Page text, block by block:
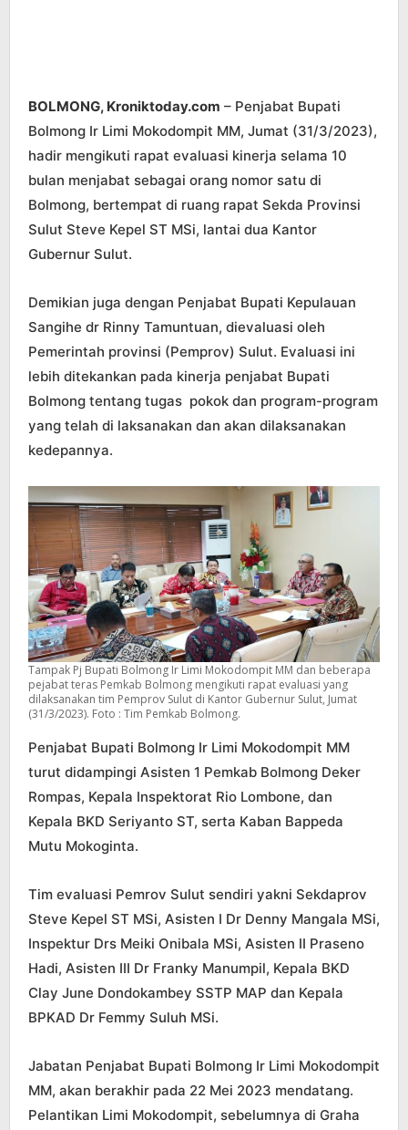
BOLMONG, Kroniktoday.com – Penjabat Bupati
Bolmong Ir Limi Mokodompit MM, Jumat (31/3/2023),
hadir mengikuti rapat evaluasi kinerja selama 10
bulan menjabat sebagai orang nomor satu di
Bolmong, bertempat di ruang rapat Sekda Provinsi
Sulut Steve Kepel ST MSi, lantai dua Kantor
Gubernur Sulut.
Demikian juga dengan Penjabat Bupati Kepulauan
Sangihe dr Rinny Tamuntuan, dievaluasi oleh
Pemerintah provinsi (Pemprov) Sulut. Evaluasi ini
lebih ditekankan pada kinerja penjabat Bupati
Bolmong tentang tugas pokok dan program-program
yang telah di laksanakan dan akan dilaksanakan
kedepannya.
Tampak Pj Bupati Bolmong Ir Limi Mokodompit MM dan beberapa
pejabat teras Pemkab Bolmong mengikuti rapat evaluasi yang
dilaksanakan tim Pemprov Sulut di Kantor Gubernur Sulut, Jumat
(31/3/2023). Foto : Tim Pemkab Bolmong.
Penjabat Bupati Bolmong Ir Limi Mokodompit MM
turut didampingi Asisten 1 Pemkab Bolmong Deker
Rompas, Kepala Inspektorat Rio Lombone, dan
Kepala BKD Seriyanto ST, serta Kaban Bappeda
Mutu Mokoginta.
Tim evaluasi Pemrov Sulut sendiri yakni Sekdaprov
Steve Kepel ST MSi, Asisten I Dr Denny Mangala MSi,
Inspektur Drs Meiki Onibala MSi, Asisten II Praseno
Hadi, Asisten III Dr Franky Manumpil, Kepala BKD
Clay June Dondokambey SSTP MAP dan Kepala
BPKAD Dr Femmy Suluh MSi.
Jabatan Penjabat Bupati Bolmong Ir Limi Mokodompit
MM, akan berakhir pada 22 Mei 2023 mendatang.
Pelantikan Limi Mokodompit, sebelumnya di Graha